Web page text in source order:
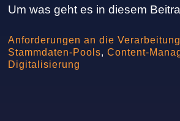
Um was geht es in diesem
Anforderungen an die
Stammdaten-Pools,Content-
Digitalisierung